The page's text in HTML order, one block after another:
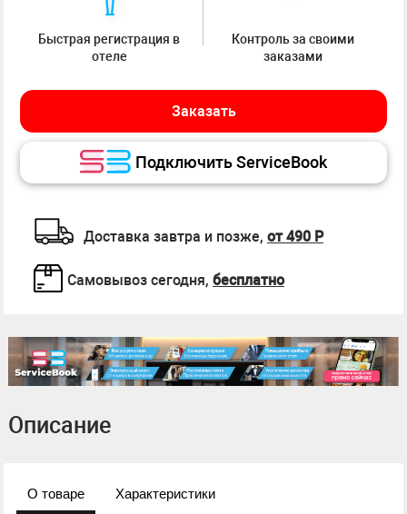
Быстрая регистрация в
отеле
Контроль за своими
заказами
Заказать
Подключить ServiceBook
Доставка завтра и позже, от 490 Р
Самовывоз сегодня, бесплатно
Описание
О товаре Характеристики